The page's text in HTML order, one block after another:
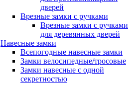
дверей
Врезные замки с ручками
Врезные замки с ручками
для деревянных дверей
Навесные замки
Всепогодные навесные замки
Замки велосипедные/тросовые
Замки навесные с одной
секретностью